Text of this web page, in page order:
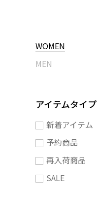
WOMEN
MEN
アイテムタイプ
新着アイテム
予約商品
再入荷商品
SALE